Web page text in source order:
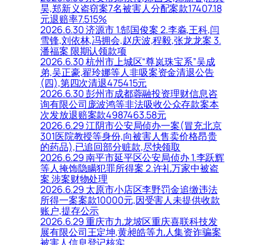
昊,郑新义盗窃案7名被害人分配案款17407.18
元退赔率7.515%
2026.6.30 济源市 1.郜国俊案 2.李淼,王科,闫
雪锋,刘依林,冯拥会,赵庆波,程毅,张龙龙案 3.
潘福案 限期认领款项
2026.6.30 杭州市上城区“尊岚珠宝系”吴成
弟,吴正豪,翟玲娜等人非吸案资金清退公告
(四),第四次清退475415元
2026.6.30 彭州市成都蓉融投资理财信息咨
询有限公司庞波鸿等非法吸收公众存款案本
次发放退赔案款4987463.58元
2026.6.29 江阴市公安局侦办一案(冒充北京
301医院教授等身份,向被害人售卖价格昂贵
的药品),已追回部分赃款,尽快领取
2026.6.29 南平市延平区公安局侦办 1.李跃辉
等人掩饰隐瞒犯罪所得案 2.许礼万家中被盗
案 涉案财物处理
2026.6.29 太原市小店区李野罚金追缴违法
所得一案案款10000元,因受害人未提供收款
账户,提存公示
2026.6.29 重庆市九龙坡区重庆喜联科技发
展有限公司王定坤,黄昶皓等九人集资诈骗案